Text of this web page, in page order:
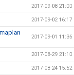
2017-09-08 21:00
2017-09-02 16:17
2017-09-01 11:36
2017-08-29 21:10
2017-08-24 15:52